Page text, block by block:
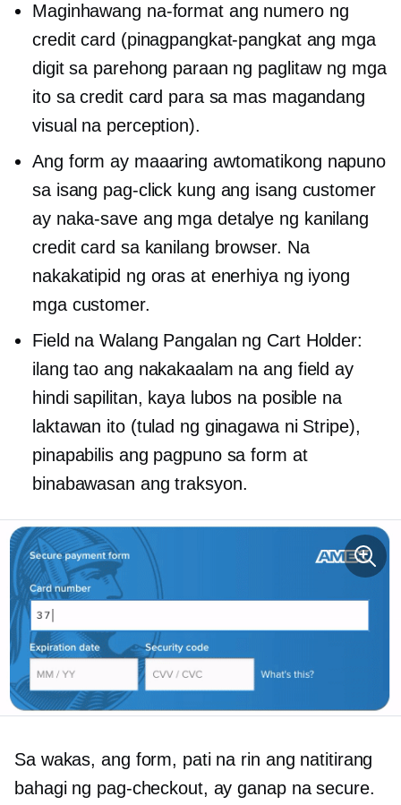
Maginhawang na-format ang numero ng
credit card (pinagpangkat-pangkat ang mga
digit sa parehong paraan ng paglitaw ng mga
ito sa credit card para sa mas magandang
visual na perception).
Ang form ay maaaring awtomatikong napuno
sa isang pag-click kung ang isang customer
ay naka-save ang mga detalye ng kanilang
credit card sa kanilang browser. Na
nakakatipid ng oras at enerhiya ng iyong
mga customer.
Field na Walang Pangalan ng Cart Holder:
ilang tao ang nakakaalam na ang field ay
hindi sapilitan, kaya lubos na posible na
laktawan ito (tulad ng ginagawa ni Stripe),
pinapabilis ang pagpuno sa form at
binabawasan ang traksyon.
Sa wakas, ang form, pati na rin ang natitirang
bahagi ng pag-checkout, ay ganap na secure.